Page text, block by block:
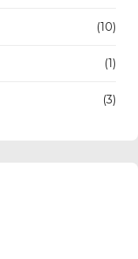
(10)
(1)
(3)